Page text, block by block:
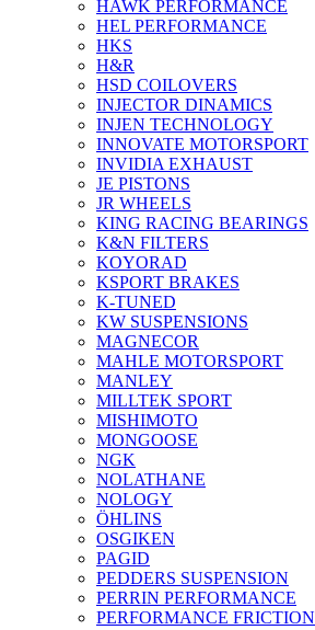
HAWK PERFORMANCE
HEL PERFORMANCE
HKS
H&R
HSD COILOVERS
INJECTOR DINAMICS
INJEN TECHNOLOGY
INNOVATE MOTORSPORT
INVIDIA EXHAUST
JE PISTONS
JR WHEELS
KING RACING BEARINGS
K&N FILTERS
KOYORAD
KSPORT BRAKES
K-TUNED
KW SUSPENSIONS
MAGNECOR
MAHLE MOTORSPORT
MANLEY
MILLTEK SPORT
MISHIMOTO
MONGOOSE
NGK
NOLATHANE
NOLOGY
ÖHLINS
OSGIKEN
PAGID
PEDDERS SUSPENSION
PERRIN PERFORMANCE
PERFORMANCE FRICTION